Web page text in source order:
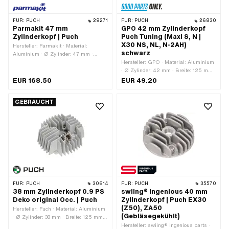
FÜR: PUCH 29271
Parmakit 47 mm
Zylinderkopf | Puch
Hersteller: Parmakit · Material:
Aluminium · Ø Zylinder: 47 mm ·
Gesamtlänge: 185 mm · Anzahl
EUR 168.50
FÜR: PUCH 26830
GPO 42 mm Zylinderkopf
Puch Tuning (Maxi S, N |
X30 NS, NL, N-2AH)
schwarz
Hersteller: GPO · Material: Aluminium
· Ø Zylinder: 42 mm · Breite: 125 mm ·
Höhe: 55 mm · Oberfläche: lackiert ·
Dekompressor: Nein · Getarnt: Ja ·
Anwendungsbereich: Tuning
EUR 49.20
GEBRAUCHT
FÜR: PUCH 30614
38 mm Zylinderkopf 0.9 PS
Deko original Occ. | Puch
Hersteller: Puch · Material: Aluminium
· Ø Zylinder: 38 mm · Breite: 125 mm ·
FÜR: PUCH 35570
swiing® ingenious 40 mm
Zylinderkopf | Puch EX30
(Z50), ZA50
(Gebläsegekühlt)
Hersteller: swiing® ingenious parts ·